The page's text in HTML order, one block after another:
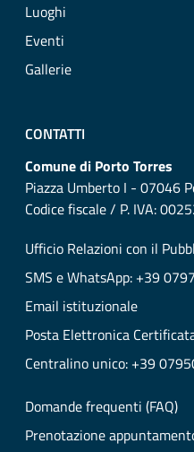
Luoghi
Eventi
Gallerie
CONTATTI
Comune di Porto Torres
Piazza Umberto I - 07046
Codice fiscale / P. IVA:
Ufficio Relazioni con il
SMS e WhatsApp: +39
Email istituzionale
Posta Elettronica
Centralino unico: +39
Domande frequenti (FAQ)
Prenotazione